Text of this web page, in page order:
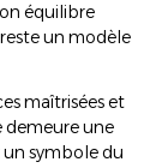
équilibre
un modèle
maîtrisées et
demeure une
symbole du